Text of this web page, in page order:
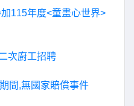
115年度<童畫心世界>
次廚工招聘
間,無國家賠償事件